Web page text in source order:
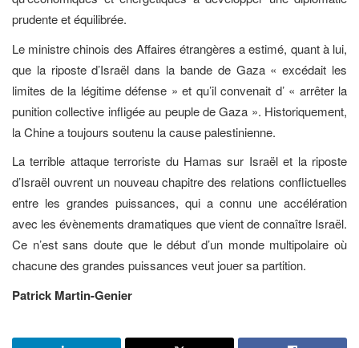
prudente et équilibrée.
Le ministre chinois des Affaires étrangères a estimé, quant à lui,
que la riposte d’Israël dans la bande de Gaza « excédait les
limites de la légitime défense » et qu’il convenait d’ « arrêter la
punition collective infligée au peuple de Gaza ». Historiquement,
la Chine a toujours soutenu la cause palestinienne.
La terrible attaque terroriste du Hamas sur Israël et la riposte
d’Israël ouvrent un nouveau chapitre des relations conflictuelles
entre les grandes puissances, qui a connu une accélération
avec les évènements dramatiques que vient de connaître Israël.
Ce n’est sans doute que le début d’un monde multipolaire où
chacune des grandes puissances veut jouer sa partition.
Patrick Martin-Genier